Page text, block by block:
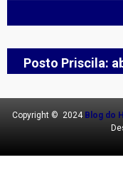
Posto Priscila:
Copyright © 2024 Blog do